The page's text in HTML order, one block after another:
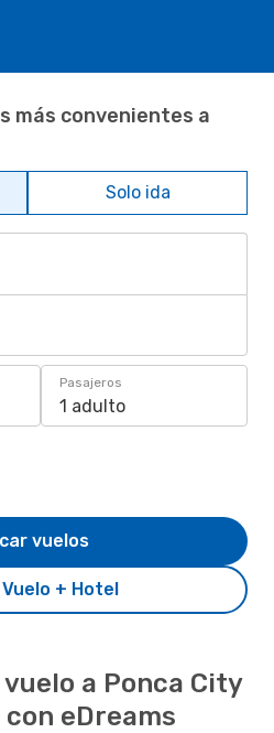
más convenientes a
Solo ida
Pasajeros
1 adulto
+ Hotel
vuelos
a Ponca City
eDreams